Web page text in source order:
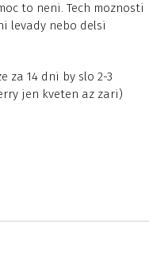
to neni. Tech moznosti
levady nebo delsi
za 14 dni by slo 2-3
jen kveten az zari)